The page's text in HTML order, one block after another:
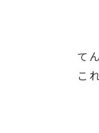
て
こ